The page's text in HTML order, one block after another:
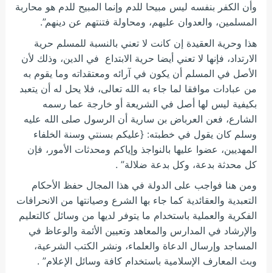
وأن الكفر بنفسه ليس مبيحا للدم وإنما المبيح للدم هو محاربة
المسلمين، والعدوان عليهم، ومحاولة فتنتهم عن دينهم”.
هذا وحرية العقيدة إن كانت لا تعني بالنسبة للمسلم حرية
الارتداد، فإنها لا تعني أيضا حرية الابتداع في الدين، وذلك لأن
الأصل في المسلم أن يكون في آرائه ومعتقداته وما يقوم به
من عبادات موافقا لما جاء به الله تعالى، فلا يحل له أن يتعبد
بكيفية ليس لها أصل في الشريعة أو خارجة عما رسمه
الشارع، فعن العرباض بن سارية أن الرسول صلى الله عليه
وسلم كان يقول في خطبته: {عليكم بسنتي وسنة الخلفاء
المهديين، عضوا عليها بالنواجذ وإياكم ومحدثات الأمور، فإن
كل محدثة بدعة، وكل بدعة ضلالة” .
ومن هنا فواجب على الدولة في هذا المجال حفظ الأحكام
التعبدية والعقائدية كما جاء بها الشرع وصيانتها من الانحرافات
الفكرية والعملية باستخدام ما يتوفر لديها من وسائل كالتعليم
والإرشاد في المدارس والمعاهد وتعيين الأئمة والوعاظ في
المساجد وإرسال الدعاة والعلماء، ونشر الكتب الشرعية،
وبث المعارف الإسلامية باستخدام كافة وسائل الإعلام” .